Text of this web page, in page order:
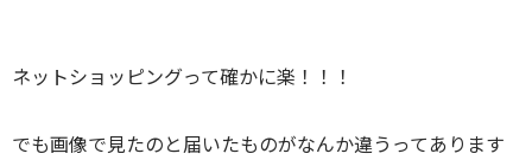
ネットショッピングって確かに楽！！！
でも画像で見たのと届いたものがなんか違うってあります